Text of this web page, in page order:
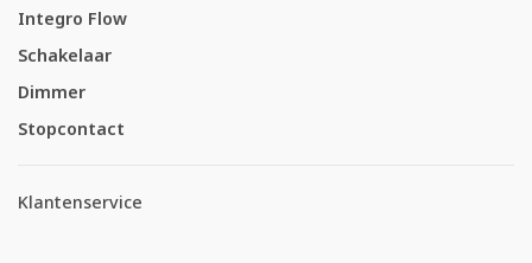
Integro Flow
Schakelaar
Dimmer
Stopcontact
Klantenservice